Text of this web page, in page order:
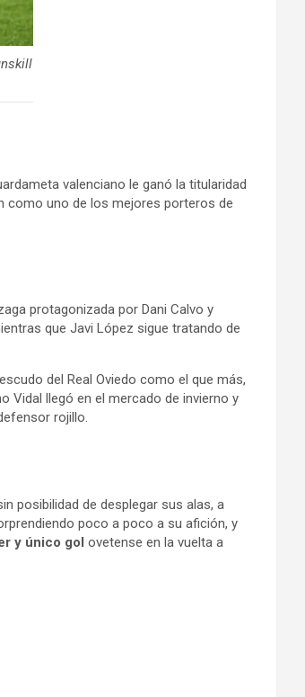
valenciano le ganó la titularidad
como uno de los mejores porteros de
protagonizada por Dani Calvo y
que Javi López sigue tratando de
del Real Oviedo como el que más,
Vidal llegó en el mercado de invierno y
rojillo.
posibilidad de desplegar sus alas, a
poco a poco a su afición, y
y único gol ovetense en la vuelta a